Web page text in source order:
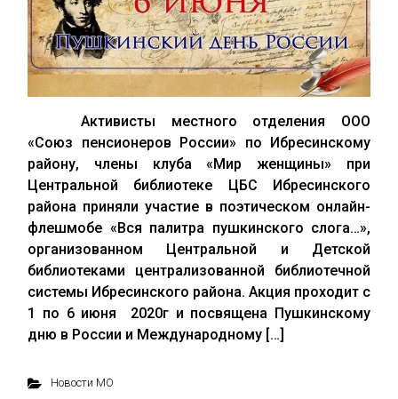
Активисты местного отделения ООО
«Союз пенсионеров России» по Ибресинскому
району, члены клуба «Мир женщины» при
Центральной библиотеке ЦБС Ибресинского
района приняли участие в поэтическом онлайн-
флешмобе «Вся палитра пушкинского слога…»,
организованном Центральной и Детской
библиотеками централизованной библиотечной
системы Ибресинского района. Акция проходит с
1 по 6 июня 2020г и посвящена Пушкинскому
дню в России и Международному […]
Новости МО